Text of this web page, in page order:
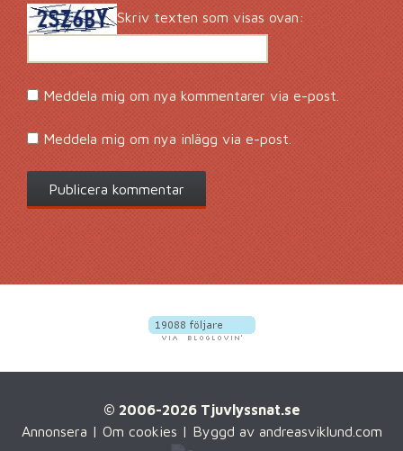
Skriv texten som visas ovan:
Meddela mig om nya kommentarer via e-post.
Meddela mig om nya inlägg via e-post.
© 2006-2026 Tjuvlyssnat.se
Annonsera | Om cookies | Byggd av andreasviklund.com